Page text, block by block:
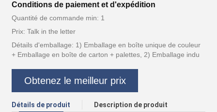
Conditions de paiement et d'expédition
Quantité de commande min: 1
Prix: Talk in the letter
Détails d'emballage: 1) Emballage en boîte unique de couleur
+ Emballage en boîte de carton + palettes, 2) Emballage indu
Obtenez le meilleur prix
Détails de produit Description de produit